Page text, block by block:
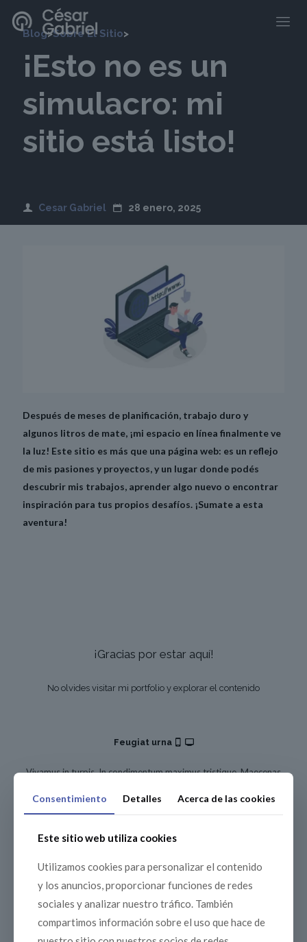
Blog>Sobre El Sitio>
¡Esto no es un
simulacro: mi
sitio está listo!
Cesar Gabriel 28 enero, 2025
Después de meses de planificación, trabajo duro y
algunos litros de mate, ¡mi espacio en línea finalmente ve
la luz! Este sitio es más que una página web: es un reflejo
de mis pasiones y proyectos, y un lugar donde podés
descubrir mis trabajos, aprender algo nuevo o encontrar
inspiración para tus propios desafíos. ¡Sumate a esta
aventura!
¡Gracias por estar aquí!
No olvides visitar mi portfolio y explorar el contenido
Feugiat urna
Vivamus in turpis. In condimentum maximus tristique. Maecenas
Consentimiento Detalles Acerca de las cookies
Este sitio web utiliza cookies
Utilizamos cookies para personalizar el contenido
y los anuncios, proporcionar funciones de redes
sociales y analizar nuestro tráfico. También
compartimos información sobre el uso que hace de